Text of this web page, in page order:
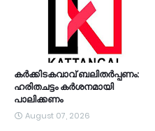
കര്‍ക്കിടകവാവ് ബലിതര്‍പ്പണം:
ഹരിതചട്ടം കര്‍ശനമായി
പാലിക്കണം
August 07, 2026